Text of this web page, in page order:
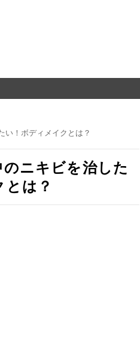
い！ボディメイクとは？
ニキビを治した
は？